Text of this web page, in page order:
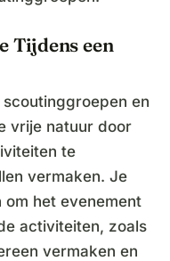
Tijdens een
en
vrije natuur door
te
vermaken. Je
het evenement
activiteiten, zoals
vermaken en